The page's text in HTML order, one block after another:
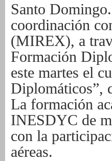
Santo
coordinación
(MIREX), a
Formación
este martes el
Diplomáticos”,
La formación
INESDYC de
con la
aéreas.